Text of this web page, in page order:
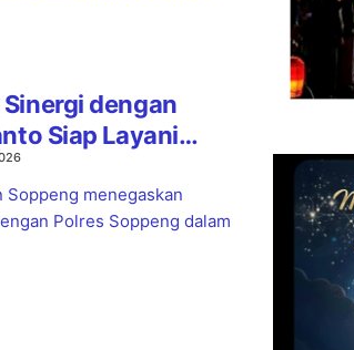
dengan
Siap Layani
Soppeng menegaskan
Polres Soppeng dalam